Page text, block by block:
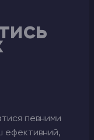
певними
ефективний,